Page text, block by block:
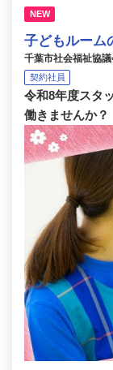
NEW
子どもルーム
千葉市社会福祉協
契約社員
令和8年度スタ
働きませんか？